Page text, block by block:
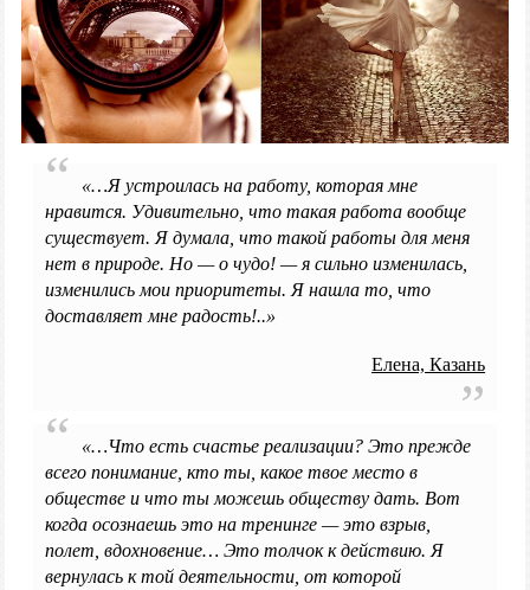
«…Я устроилась на работу, которая мне
нравится. Удивительно, что такая работа вообще
существует. Я думала, что такой работы для меня
нет в природе. Но — о чудо! — я сильно изменилась,
изменились мои приоритеты. Я нашла то, что
доставляет мне радость!..»
Елена, Казань
«…Что есть счастье реализации? Это прежде
всего понимание, кто ты, какое твое место в
обществе и что ты можешь обществу дать. Вот
когда осознаешь это на тренинге — это взрыв,
полет, вдохновение… Это толчок к действию. Я
вернулась к той деятельности, от которой